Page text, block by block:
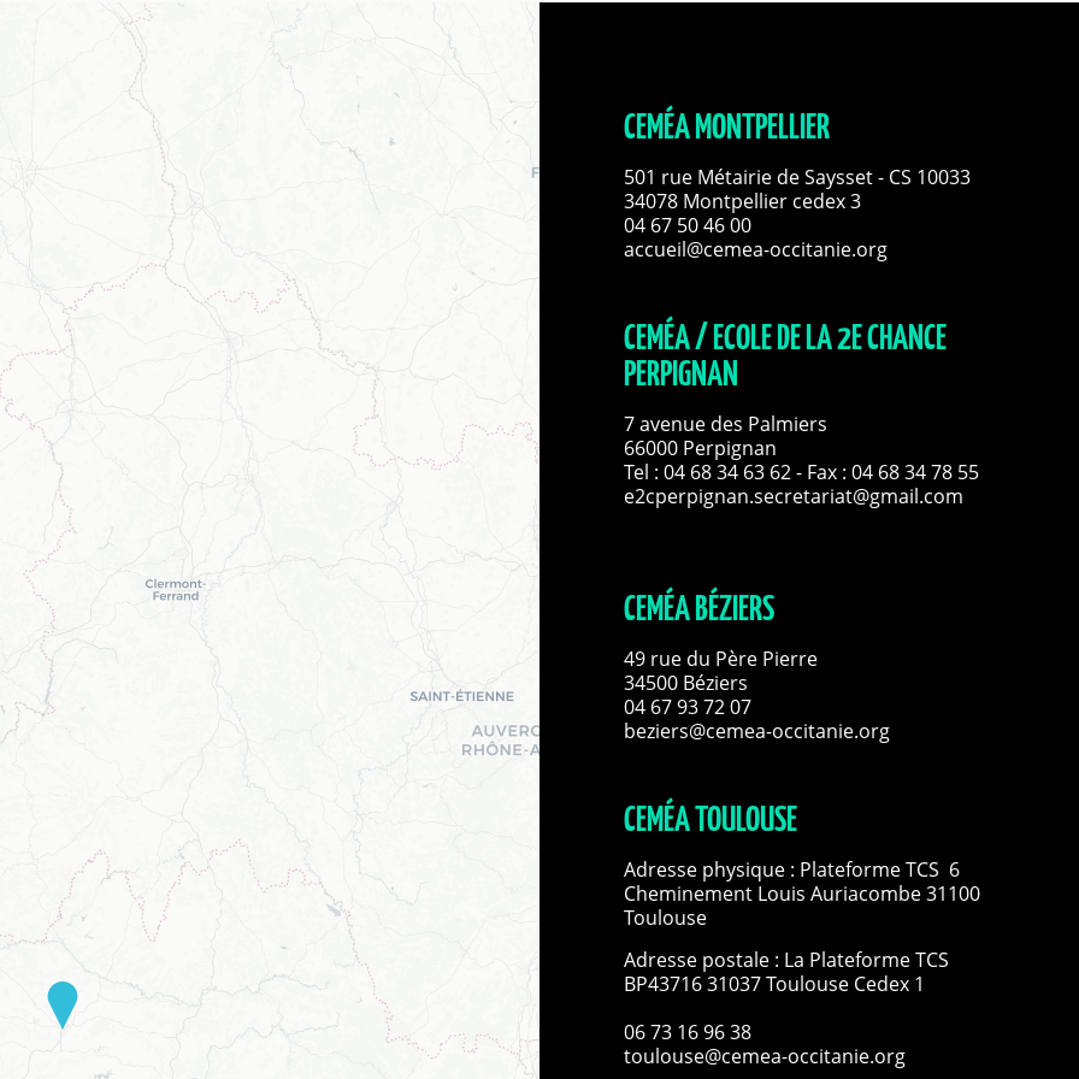
CEMÉA MONTPELLIER
501 rue Métairie de Saysset - CS 10033
34078 Montpellier cedex 3
04 67 50 46 00
accueil@cemea-occitanie.org
CEMÉA / ECOLE DE LA 2E CHANCE
PERPIGNAN
7 avenue des Palmiers
66000 Perpignan
Tel : 04 68 34 63 62- Fax : 04 68 34 78 55
e2cperpignan.secretariat@gmail.com
CEMÉA BÉZIERS
49 rue du Père Pierre
34500 Béziers
04 67 93 72 07
beziers@cemea-occitanie.org
CEMÉA TOULOUSE
Adresse physique : Plateforme TCS 6
Cheminement Louis Auriacombe 31100
Toulouse
Adresse postale : La Plateforme TCS
BP43716 31037 Toulouse Cedex 1
06 73 16 96 38
toulouse@cemea-occitanie.org